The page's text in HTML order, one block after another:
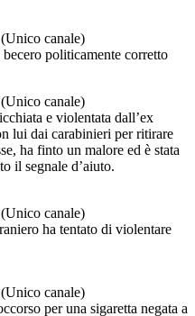
canale)
politicamente corretto
canale)
e violentata dall’ex
lui dai carabinieri per ritirare
ha finto un malore ed è stata
il segnale d’aiuto.
canale)
ha tentato di violentare
canale)
per una sigaretta negata a